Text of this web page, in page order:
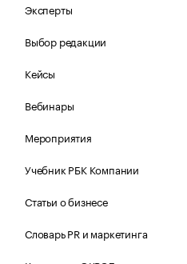
Эксперты
Выбор редакции
Кейсы
Вебинары
Мероприятия
Учебник РБК Компании
Статьи о бизнесе
Словарь PR и маркетинга